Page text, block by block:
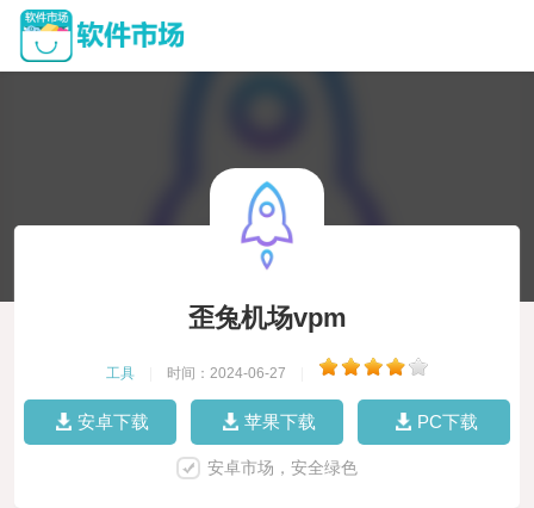
歪兔机场vpm
工具 时间：2024-06-27
安卓下载 苹果下载 PC下载
安卓市场，安全绿色